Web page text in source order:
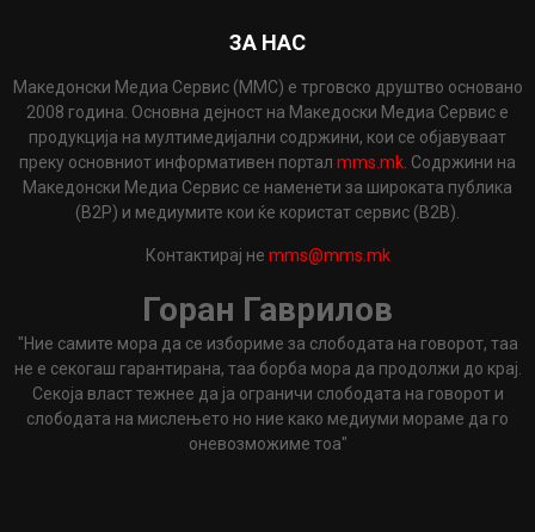
ЗА НАС
Македонски Медиа Сервис (ММС) е трговско друштво основано
2008 година. Основна дејност на Македоски Медиа Сервис е
продукција на мултимедијални содржини, кои се објавуваат
преку основниот информативен портал mms.mk . Содржини на
Македонски Медиа Сервис се наменети за широката публика
(B2P) и медиумите кои ќе користат сервис (B2B).
Контактирај не mms@mms.mk
Горан Гаврилов
"Ние самите мора да се избориме за слободата на говорот, таа
не е секогаш гарантирана, таа борба мора да продолжи до крај.
Секоја власт тежнее да ја ограничи слободата на говорот и
слободата на мислењето но ние како медиуми мораме да го
оневозможиме тоа"